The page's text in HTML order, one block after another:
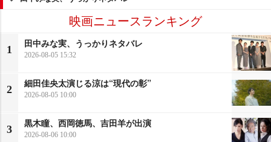
映画ニュースランキング
1
田中みな実、うっかりネタバレ
2026-08-05 15:32
2
細田佳央太演じる涼は“現代の彰”
2026-08-05 10:00
3
黒木瞳、西岡徳馬、吉田羊が出演
2026-08-06 10:00